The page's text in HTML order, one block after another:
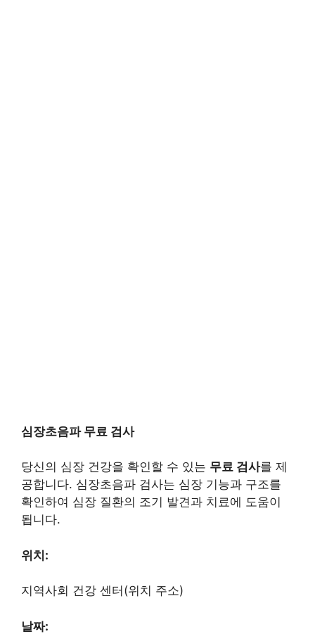
심장초음파 무료 검사
당신의 심장 건강을 확인할 수 있는 무료 검사를 제
공합니다. 심장초음파 검사는 심장 기능과 구조를
확인하여 심장 질환의 조기 발견과 치료에 도움이
됩니다.
위치:
지역사회 건강 센터(위치 주소)
날짜: